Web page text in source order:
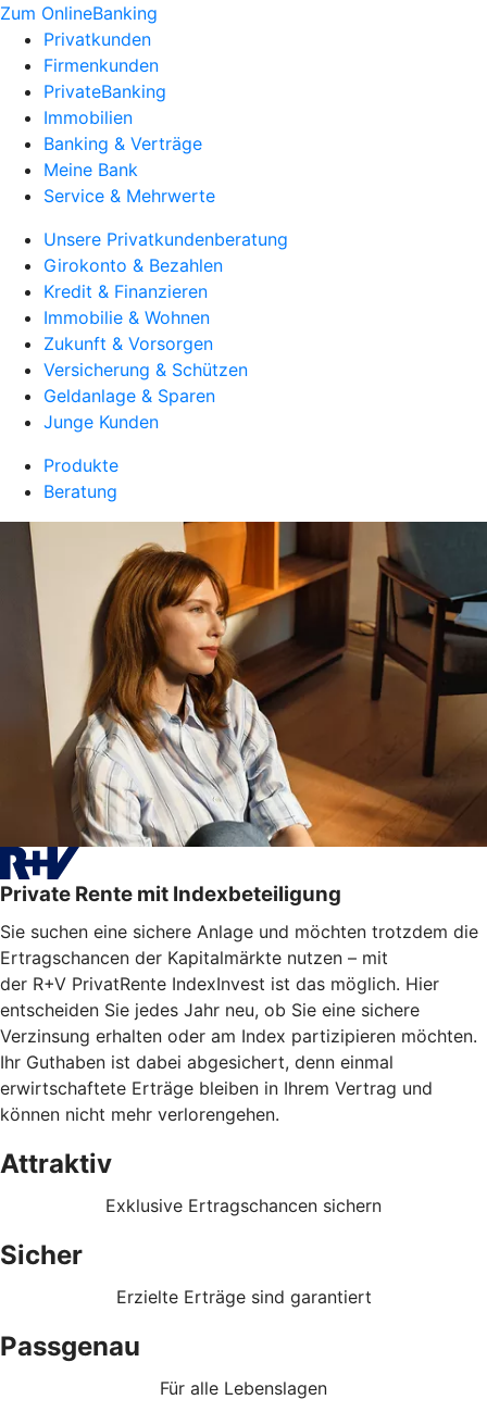
Zum OnlineBanking
Privatkunden
Firmenkunden
PrivateBanking
Immobilien
Banking & Verträge
Meine Bank
Service & Mehrwerte
Unsere Privatkundenberatung
Girokonto & Bezahlen
Kredit & Finanzieren
Immobilie & Wohnen
Zukunft & Vorsorgen
Versicherung & Schützen
Geldanlage & Sparen
Junge Kunden
Produkte
Beratung
Private Rente mit Indexbeteiligung
Sie suchen eine sichere Anlage und möchten trotzdem die
Ertragschancen der Kapitalmärkte nutzen – mit
der R+V PrivatRente IndexInvest ist das möglich. Hier
entscheiden Sie jedes Jahr neu, ob Sie eine sichere
Verzinsung erhalten oder am Index partizipieren möchten.
Ihr Guthaben ist dabei abgesichert, denn einmal
erwirtschaftete Erträge bleiben in Ihrem Vertrag und
können nicht mehr verlorengehen.
Attraktiv
Exklusive Ertragschancen sichern
Sicher
Erzielte Erträge sind garantiert
Passgenau
Für alle Lebenslagen